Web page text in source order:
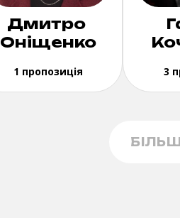
Дмитро
Оніщенко
1 пропозиція 3